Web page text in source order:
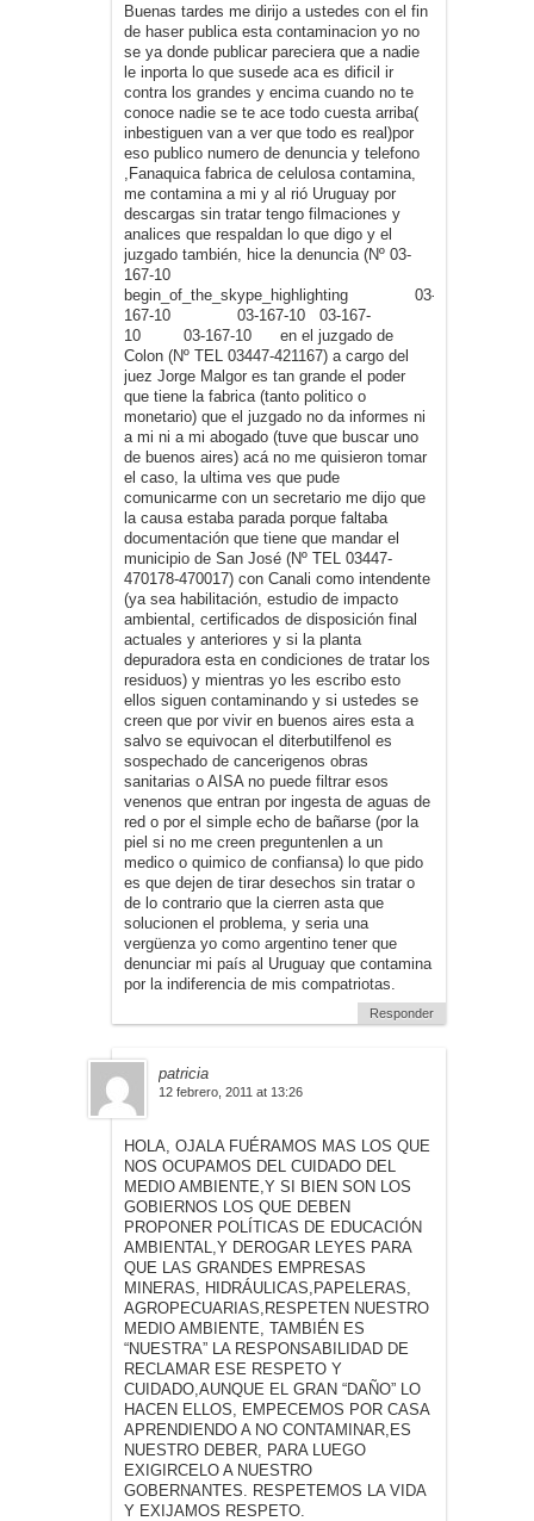
Buenas tardes me dirijo a ustedes con el fin
de haser publica esta contaminacion yo no
se ya donde publicar pareciera que a nadie
le inporta lo que susede aca es dificil ir
contra los grandes y encima cuando no te
conoce nadie se te ace todo cuesta arriba(
inbestiguen van a ver que todo es real)por
eso publico numero de denuncia y telefono
,Fanaquica fabrica de celulosa contamina,
me contamina a mi y al rió Uruguay por
descargas sin tratar tengo filmaciones y
analices que respaldan lo que digo y el
juzgado también, hice la denuncia (Nº 03-
167-10
begin_of_the_skype_highlighting 03-
167-10 03-167-10 03-167-
10 03-167-10 en el juzgado de
Colon (Nº TEL 03447-421167) a cargo del
juez Jorge Malgor es tan grande el poder
que tiene la fabrica (tanto politico o
monetario) que el juzgado no da informes ni
a mi ni a mi abogado (tuve que buscar uno
de buenos aires) acá no me quisieron tomar
el caso, la ultima ves que pude
comunicarme con un secretario me dijo que
la causa estaba parada porque faltaba
documentación que tiene que mandar el
municipio de San José (Nº TEL 03447-
470178-470017) con Canali como intendente
(ya sea habilitación, estudio de impacto
ambiental, certificados de disposición final
actuales y anteriores y si la planta
depuradora esta en condiciones de tratar los
residuos) y mientras yo les escribo esto
ellos siguen contaminando y si ustedes se
creen que por vivir en buenos aires esta a
salvo se equivocan el diterbutilfenol es
sospechado de cancerigenos obras
sanitarias o AISA no puede filtrar esos
venenos que entran por ingesta de aguas de
red o por el simple echo de bañarse (por la
piel si no me creen preguntenlen a un
medico o quimico de confiansa) lo que pido
es que dejen de tirar desechos sin tratar o
de lo contrario que la cierren asta que
solucionen el problema, y seria una
vergüenza yo como argentino tener que
denunciar mi país al Uruguay que contamina
por la indiferencia de mis compatriotas.
Responder
patricia
12 febrero, 2011 at 13:26
HOLA, OJALA FUÉRAMOS MAS LOS QUE
NOS OCUPAMOS DEL CUIDADO DEL
MEDIO AMBIENTE,Y SI BIEN SON LOS
GOBIERNOS LOS QUE DEBEN
PROPONER POLÍTICAS DE EDUCACIÓN
AMBIENTAL,Y DEROGAR LEYES PARA
QUE LAS GRANDES EMPRESAS
MINERAS, HIDRÁULICAS,PAPELERAS,
AGROPECUARIAS,RESPETEN NUESTRO
MEDIO AMBIENTE, TAMBIÉN ES
“NUESTRA” LA RESPONSABILIDAD DE
RECLAMAR ESE RESPETO Y
CUIDADO,AUNQUE EL GRAN “DAÑO” LO
HACEN ELLOS, EMPECEMOS POR CASA
APRENDIENDO A NO CONTAMINAR,ES
NUESTRO DEBER, PARA LUEGO
EXIGIRCELO A NUESTRO
GOBERNANTES. RESPETEMOS LA VIDA
Y EXIJAMOS RESPETO.